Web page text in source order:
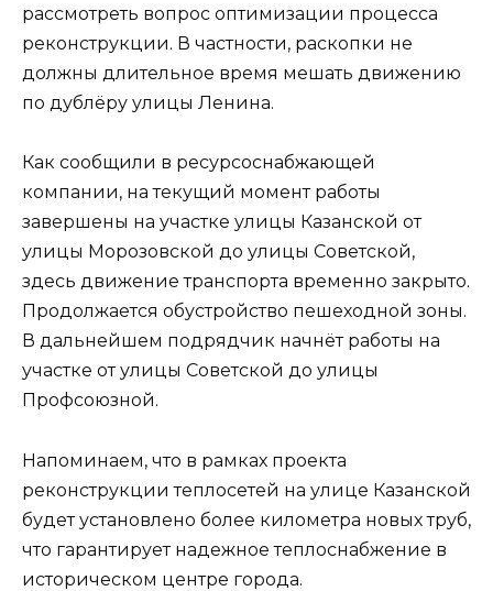
рассмотреть вопрос оптимизации процесса
реконструкции. В частности, раскопки не
должны длительное время мешать движению
по дублёру улицы Ленина.
Как сообщили в ресурсоснабжающей
компании, на текущий момент работы
завершены на участке улицы Казанской от
улицы Морозовской до улицы Советской,
здесь движение транспорта временно закрыто.
Продолжается обустройство пешеходной зоны.
В дальнейшем подрядчик начнёт работы на
участке от улицы Советской до улицы
Профсоюзной.
Напоминаем, что в рамках проекта
реконструкции теплосетей на улице Казанской
будет установлено более километра новых труб,
что гарантирует надежное теплоснабжение в
историческом центре города.